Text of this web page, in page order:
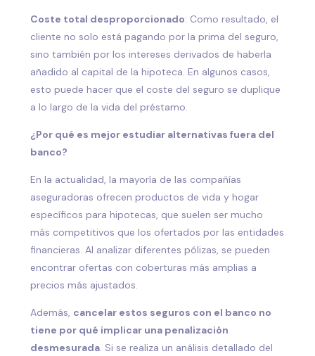
Coste total desproporcionado: Como resultado, el
cliente no solo está pagando por la prima del seguro,
sino también por los intereses derivados de haberla
añadido al capital de la hipoteca. En algunos casos,
esto puede hacer que el coste del seguro se duplique
a lo largo de la vida del préstamo.
¿Por qué es mejor estudiar alternativas fuera del
banco?
En la actualidad, la mayoría de las compañías
aseguradoras ofrecen productos de vida y hogar
específicos para hipotecas, que suelen ser mucho
más competitivos que los ofertados por las entidades
financieras. Al analizar diferentes pólizas, se pueden
encontrar ofertas con coberturas más amplias a
precios más ajustados.
Además, cancelar estos seguros con el banco no
tiene por qué implicar una penalización
desmesurada . Si se realiza un análisis detallado del